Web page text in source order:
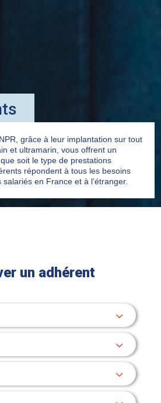
grâce à leur implantation sur tout
et ultramarin, vous offrent un
soit le type de prestations
répondent à tous les besoins
en France et à l’étranger.
un adhérent